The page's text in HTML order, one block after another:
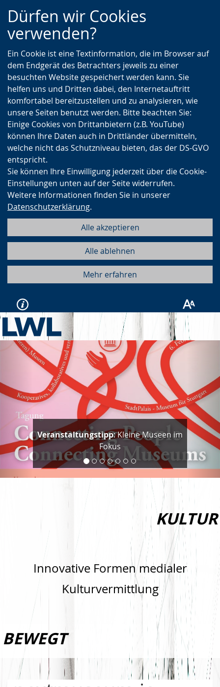
Zur
Hauptnavigation
Zur
Seitennavigation
Zum
Inhalt
Dürfen wir Cookies
verwenden?
Ein Cookie ist eine Textinformation, die im Browser auf
dem Endgerät des Betrachters jeweils zu einer
besuchten Website gespeichert werden kann. Sie
helfen uns und Dritten dabei, den Internetauftritt
komfortabel bereitzustellen und zu analysieren, wie
unsere Seiten benutzt werden. Bitte beachten Sie:
Einige Cookies von Drittanbietern (z.B. YouTube)
können Ihre Daten auch in Drittländer übermitteln,
welche nicht das Schutzniveau bieten, das der DS-GVO
entspricht.
Sie können Ihre Einwilligung jederzeit über die Cookie-
Einstellungen unten auf der Seite widerrufen.
Weitere Informationen finden Sie in unserer
Datenschutzerklärung.
Alle akzeptieren
Alle ablehnen
Mehr erfahren
Veranstaltungstipp: Kleine Museen im
Fokus
Vorherige
KULTUR
Innovative Formen medialer
Kulturvermittlung
BEWEGT